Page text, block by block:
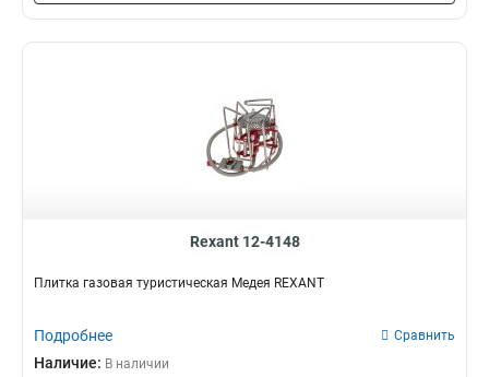
Rexant 12-4148
Плитка газовая туристическая Медея REXANT
Подробнее Сравнить
Наличие: В наличии